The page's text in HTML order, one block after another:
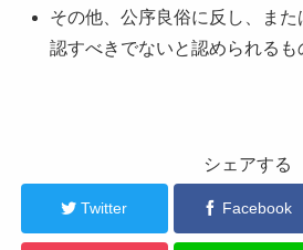
その他、公序良俗に反し、ま
認すべきでないと認められるも
シェアする
Twitter Facebook